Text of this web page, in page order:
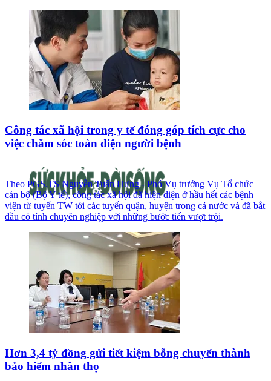
Công tác xã hội trong y tế đóng góp tích cực cho
việc chăm sóc toàn diện người bệnh
Theo PGS.TS Nguyễn Tuấn Hưng - Phó Vụ trưởng Vụ Tổ chức
cán bộ (Bộ Y tế), công tác xã hội đã hiện diện ở hầu hết các bệnh
viện từ tuyến TW tới các tuyến quận, huyện trong cả nước và đã bắt
đầu có tính chuyên nghiệp với những bước tiến vượt trội.
Hơn 3,4 tỷ đồng gửi tiết kiệm bỗng chuyển thành
bảo hiểm nhân thọ